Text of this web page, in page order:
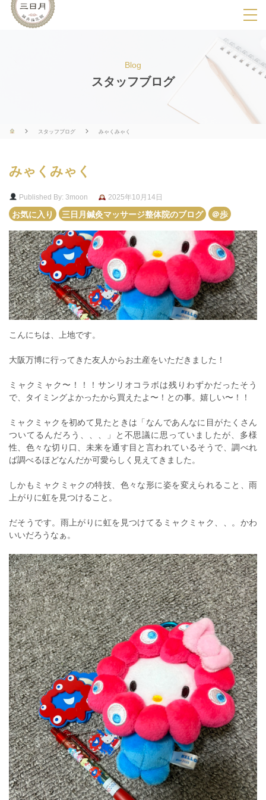
SPメニ
ー
展
用
ボ
Blog
スタッフブログ
スタッフブログ みゃくみゃく
みゃくみゃく
Published By: 3moon
2025年10月14日
お気に入り
三日月鍼灸マッサージ整体院のブログ ＠歩
こんにちは、上地です。
大阪万博に行ってきた友人からお土産をいただきました！
ミャクミャク〜！！！サンリオコラボは残りわずかだったそう
で、タイミングよかったから買えたよ〜！との事。嬉しい〜！！
ミャクミャクを初めて見たときは「なんであんなに目がたくさん
ついてるんだろう、、、」と不思議に思っていましたが、多様
性、色々な切り口、未来を通す目と言われているそうで、調べれ
ば調べるほどなんだか可愛らしく見えてきました。
しかもミャクミャクの特技、色々な形に姿を変えられること、雨
上がりに虹を見つけること。
だそうです。雨上がりに虹を見つけてるミャクミャク、、。かわ
いいだろうなぁ。